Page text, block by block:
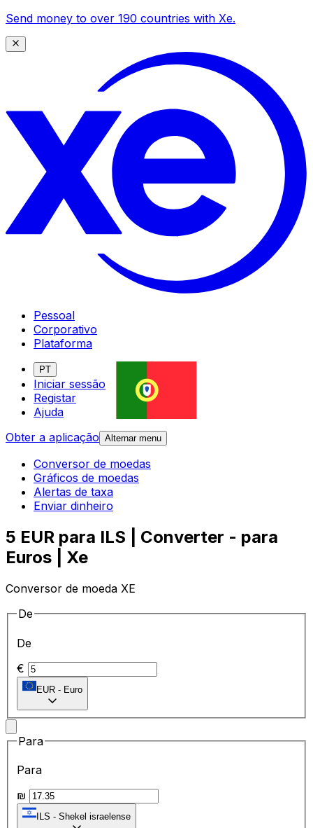
Send money to over 190 countries with Xe.
Pessoal
Corporativo
Plataforma
PT
Iniciar sessão
Registar
Ajuda
Obter a aplicação Alternar menu
Conversor de moedas
Gráficos de moedas
Alertas de taxa
Enviar dinheiro
5 EUR para ILS | Converter - para
Euros | Xe
Conversor de moeda XE
De
De
€
EUR - Euro
Para
Para
₪
ILS - Shekel israelense